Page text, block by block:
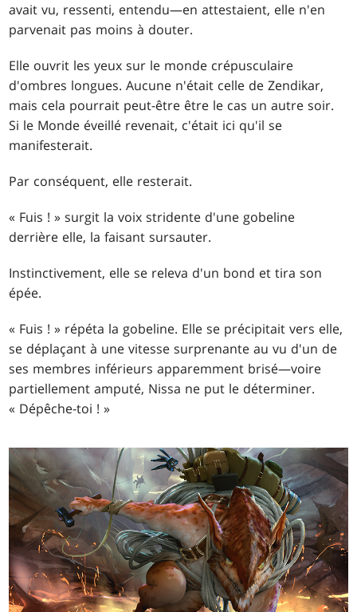
avait vu, ressenti, entendu—en attestaient, elle n'en
parvenait pas moins à douter.
Elle ouvrit les yeux sur le monde crépusculaire
d'ombres longues. Aucune n'était celle de Zendikar,
mais cela pourrait peut-être être le cas un autre soir.
Si le Monde éveillé revenait, c'était ici qu'il se
manifesterait.
Par conséquent, elle resterait.
« Fuis ! » surgit la voix stridente d'une gobeline
derrière elle, la faisant sursauter.
Instinctivement, elle se releva d'un bond et tira son
épée.
« Fuis ! » répéta la gobeline. Elle se précipitait vers elle,
se déplaçant à une vitesse surprenante au vu d'un de
ses membres inférieurs apparemment brisé—voire
partiellement amputé, Nissa ne put le déterminer.
« Dépêche-toi ! »